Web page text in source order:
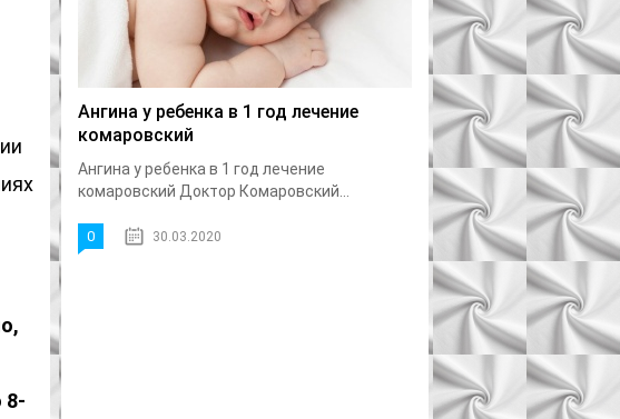
8-
Ангина у ребенка в 1 год лечение
комаровский
Ангина у ребенка в 1 год лечение
комаровский Доктор Комаровский...
0 30.03.2020